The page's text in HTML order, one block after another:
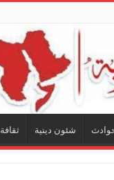
شئون دينية ثقافة